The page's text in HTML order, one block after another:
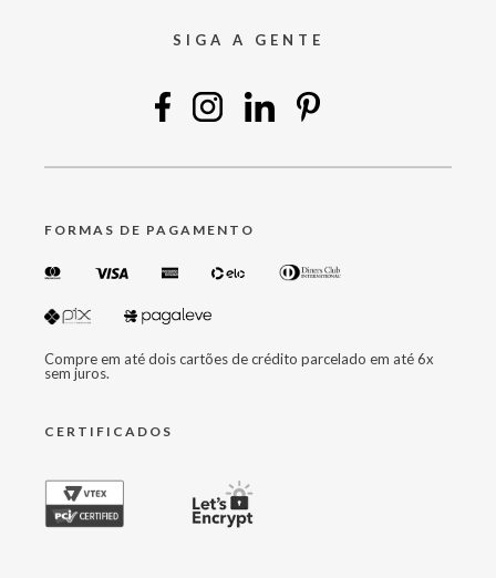
SIGA A GENTE
FORMAS DE PAGAMENTO
Compre em até dois cartões de crédito parcelado em até 6x
sem juros.
CERTIFICADOS